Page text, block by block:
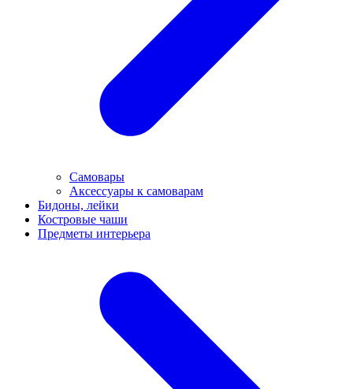
Самовары
Аксессуары к самоварам
Бидоны, лейки
Костровые чаши
Предметы интерьера